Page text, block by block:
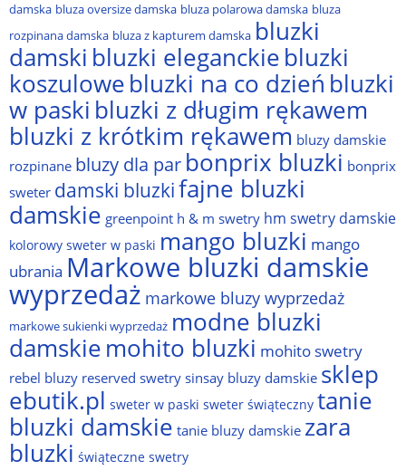
damska bluza oversize damska bluza polarowa damska bluza
rozpinana damska bluza z kapturem damska bluzki
damski bluzki eleganckie bluzki
koszulowe bluzki na co dzień bluzki
w paski bluzki z długim rękawem
bluzki z krótkim rękawem bluzy damskie
rozpinane bluzy dla par bonprix bluzki bonprix
sweter damski bluzkifajne bluzki
damskie greenpoint h & m swetry hm swetry damskie
kolorowy sweter w paski mango bluzki mango
ubrania Markowe bluzki damskie
wyprzedaż markowe bluzy wyprzedaż
markowe sukienki wyprzedaż modne bluzki
damskiemohito bluzki mohito swetry
rebel bluzy reserved swetrysinsay bluzy damskie sklep
ebutik.pl sweter w paski sweter świąteczny tanie
bluzki damskie tanie bluzy damskie zara
bluzki świąteczne swetry